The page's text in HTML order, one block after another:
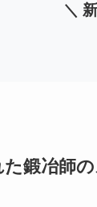
＼
た鍛冶師